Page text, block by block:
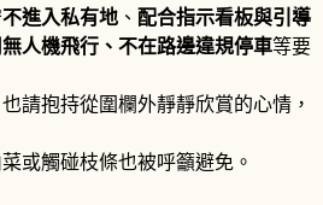
不進入私有地 、 配合指示看板與引導
人機飛行、不在路邊違規停車等要
請抱持從圍欄外靜靜欣賞的心情，
或觸碰枝條也被呼籲避免。